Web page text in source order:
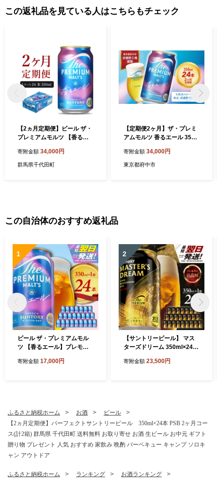
この返礼品を見ている人はこちらもチェック
【2ヵ月定期便】ビール ザ・
プレミアムモルツ 【香るエ
本 2ヶ月コース(計2箱) 〈天
然水のビール工場〉 群馬 送
寄附金額 34,000円
群馬県千代田町
【定期便2ヶ月】ザ・プレミ
アムモルツ 香るエール 350
ー ※沖縄・離島配送不可
【送料無料 お取り寄せ お酒
寄附金額 34,000円
東京都府中市
この自治体のおすすめ返礼品
1
ビール ザ・プレミアムモル
ツ 【香るエール】プレモル 3
※沖縄・離島地域へのお届け
寄附金額 17,000円
2
【サントリービール】 マス
ターズドリーム 350ml×24本
地域へのお届け不可
寄附金額 23,500円
ふるさと納税ホーム お酒
ビール
【2ヵ月定期便】パーフェクトサントリービール 350ml×24本 PSB 2ヶ月コー
ス(計2箱) 群馬県 千代田町 送料無料 お取り寄せ お酒 生ビール お中元 ギフト
贈り物 プレゼント 人気 おすすめ 家飲み 晩酌 バーベキュー キャンプ ソロキ
ャン アウトドア
ふるさと納税ホーム ランキング お酒ランキング